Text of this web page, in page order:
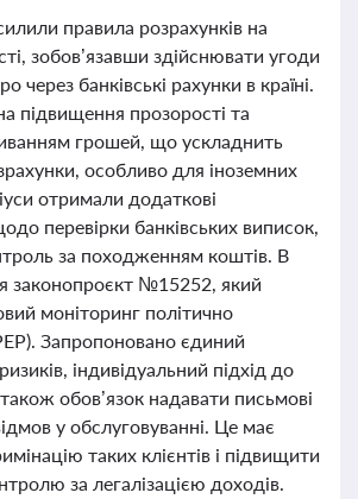
правила розрахунків на
зобов’язавши здійснювати угоди
через банківські рахунки в країні.
підвищення прозорості та
грошей, що ускладнить
особливо для іноземних
отримали додаткові
перевірки банківських виписок,
за походженням коштів. В
законопроєкт №15252, який
моніторинг політично
Запропоновано єдиний
індивідуальний підхід до
обов’язок надавати письмові
у обслуговуванні. Це має
таких клієнтів і підвищити
за легалізацією доходів.